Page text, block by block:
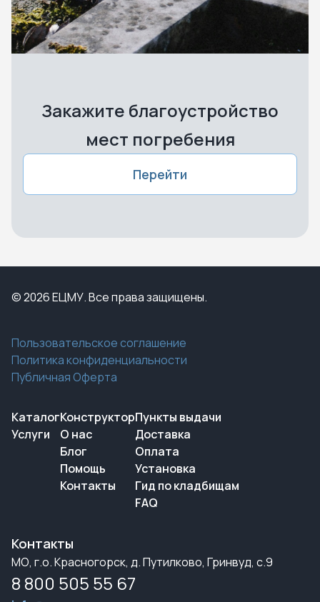
Закажите благоустройство
мест погребения
Перейти
© 2026 ЕЦМУ. Все права защищены.
Пользовательское соглашение
Политика конфиденциальности
Публичная Оферта
Каталог
Услуги
Конструктор
О нас
Блог
Помощь
Контакты
Пункты выдачи
Доставка
Оплата
Установка
Гид по кладбищам
FAQ
Контакты
МО, г.о. Красногорск, д. Путилково, Гринвуд, с.9
8 800 505 55 67